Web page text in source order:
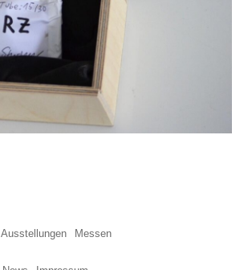
Ausstellungen Messen